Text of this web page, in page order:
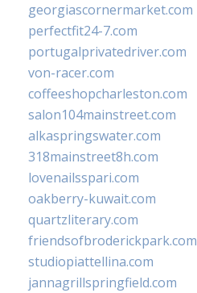
georgiascornermarket.com
perfectfit24-7.com
portugalprivatedriver.com
von-racer.com
coffeeshopcharleston.com
salon104mainstreet.com
alkaspringswater.com
318mainstreet8h.com
lovenailsspari.com
oakberry-kuwait.com
quartzliterary.com
friendsofbroderickpark.com
studiopiattellina.com
jannagrillspringfield.com